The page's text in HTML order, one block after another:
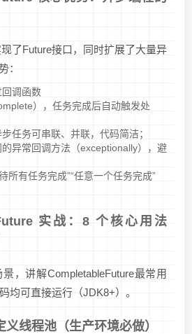
了Future接口，同时扩展了大量异
：
回调函数
），任务完成后自动触发处
任务可串联、并联，代码简洁；
的异常回调方法（exceptionally），避
所有任务完成”“任意一个任务完成”
实战：8 个核心用法
，讲解CompletableFuture最常用
均可直接运行（JDK8+）。
线程池（生产环境必做）